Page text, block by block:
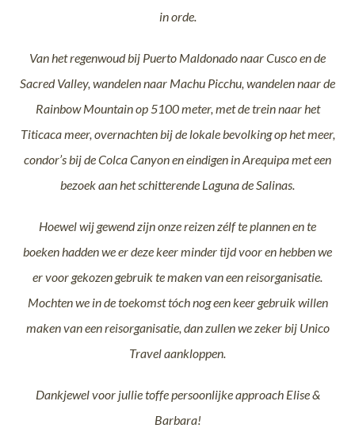
in orde.
Van het regenwoud bij Puerto Maldonado naar Cusco en de
Sacred Valley, wandelen naar Machu Picchu, wandelen naar de
Rainbow Mountain op 5100 meter, met de trein naar het
Titicaca meer, overnachten bij de lokale bevolking op het meer,
condor’s bij de Colca Canyon en eindigen in Arequipa met een
bezoek aan het schitterende Laguna de Salinas.
Hoewel wij gewend zijn onze reizen zélf te plannen en te
boeken hadden we er deze keer minder tijd voor en hebben we
er voor gekozen gebruik te maken van een reisorganisatie.
Mochten we in detoekomst tóch nog een keer gebruik willen
maken van een reisorganisatie, dan zullen we zeker bij Unico
Travel aankloppen.
Dankjewel voor jullie toffe persoonlijke approach Elise &
Barbara!